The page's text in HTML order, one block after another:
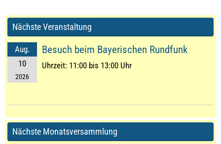
Nächste Veranstaltung
Aug.
10
2026
Besuch beim Bayerischen Rundfunk
Uhrzeit: 11:00 bis 13:00 Uhr
Nächste Monatsversammlung